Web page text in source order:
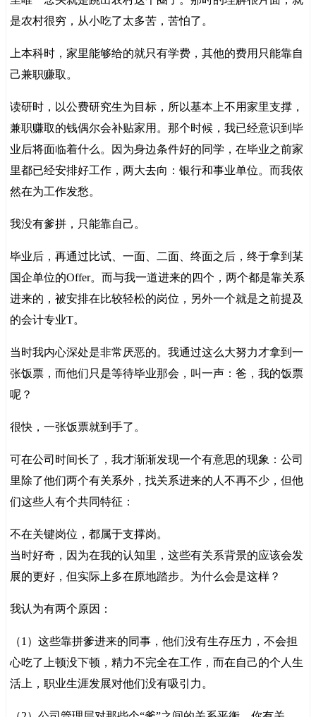
是农村很穷，从小吃了太多苦，苦怕了。
上本科时，家里能够给的就只有学费，其他的费用只能靠自
己兼职赚取。
读研时，以公费研究生为目标，所以基本上不用家里支撑，
兼职赚取的钱偶尔会补贴家用。那个时候，我已经意识到毕
业后将面临着什么。因为身边条件好的同学，在毕业之前家
里都已经安排好工作，两大去向：银行和事业单位。而我依
然在为工作发愁。
我没有爹拼，只能靠自己。
毕业后，再通过比试、一面、二面、终面之后，终于拿到某
国企单位的Offer。而与我一道进来的四个，两个都是靠关系
进来的，被安排在比较轻松的岗位，另外一个就是之前提及
的会计专业T。
当时我内心深处是非常厌恶的。我通过这么大努力才拿到一
张饭票，而他们只是等待毕业那会，叫一声：爸，我的饭票
呢？
很快，一张饭票就到手了。
可在公司时间长了，我才渐渐发现一个有意思的现象：公司
里除了他们两个有关系外，找关系进来的人不再不少，但他
们这些人有个共同特征：
不在关键岗位，都属于支撑岗。
当时好奇，因为在我的认知里，这些有关系背景的应该会发
展的更好，但实际上多在原地踏步。为什么会是这样？
我认为有两个原因：
（1）这些靠拼爹进来的同事，他们没有生存压力，不会担
心吃了上顿没下顿，精力不完全在工作，而在自己的个人生
活上，职业生涯发展对他们没有吸引力。